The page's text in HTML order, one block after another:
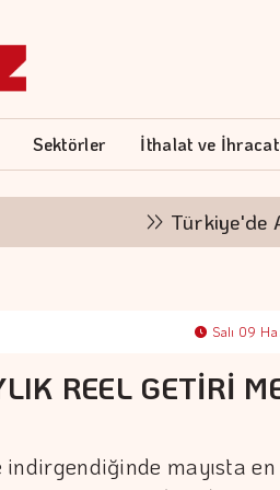
Sektörler İthalat ve İhracat
Türkiye'de
Salı 09
REEL GETİRİ
mayısta